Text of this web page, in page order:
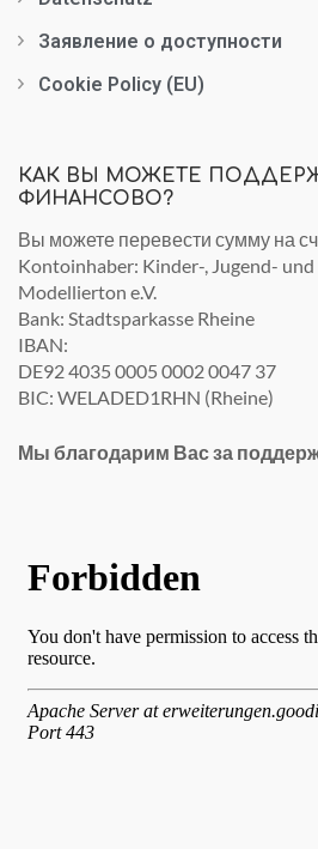
Заявление о доступности
Cookie Policy (EU)
КАК ВЫ МОЖЕТЕ
ФИНАНСОВО?
Вы можете перевести сумму на
Kontoinhaber: Kinder-, Jugend-
Modellierton e.V.
Bank: Stadtsparkasse Rheine
IBAN:
DE92 4035 0005 0002 0047 37
BIC: WELADED1RHN (Rheine)
Мы благодарим Вас за